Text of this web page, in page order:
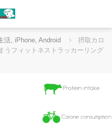
活, iPhone, Android
摂取カロ
うフィットネストラッカーリング